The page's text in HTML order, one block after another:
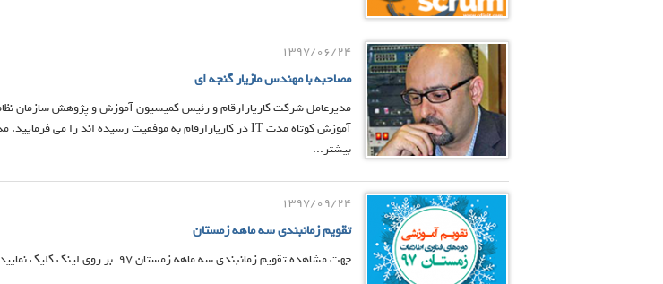
1397/06/24
مصاحبه با مهندس مازیار گنجه ای
بیشتر...
1397/09/24
تقویم زمانبندی سه ماهه زمستان
جهت مشاهده تقویم زمانبندی سه ماهه زمستان 97 بر روی لینک کلیک نمایید.